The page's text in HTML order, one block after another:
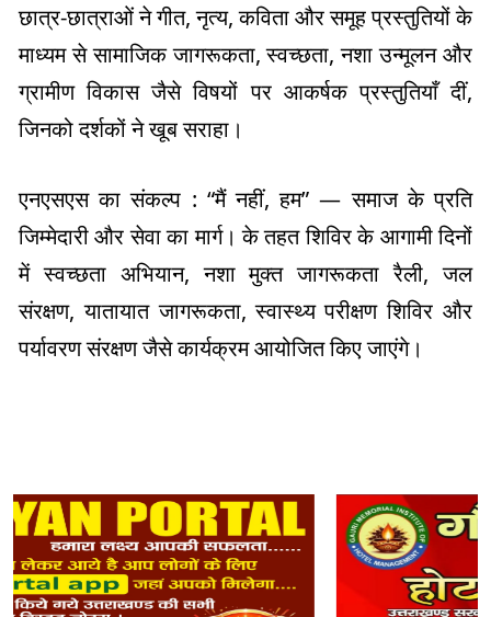
छात्र-छात्राओं ने गीत, नृत्य, कविता और समूह प्रस्तुतियों के
माध्यम से सामाजिक जागरूकता, स्वच्छता, नशा उन्मूलन और
ग्रामीण विकास जैसे विषयों पर आकर्षक प्रस्तुतियाँ दीं,
जिनको दर्शकों ने खूब सराहा।
एनएसएस का संकल्प : “मैं नहीं, हम” — समाज के प्रति
जिम्मेदारी और सेवा का मार्ग। के तहत शिविर के आगामी दिनों
में स्वच्छता अभियान, नशा मुक्त जागरूकता रैली, जल
संरक्षण, यातायात जागरूकता, स्वास्थ्य परीक्षण शिविर और
पर्यावरण संरक्षण जैसे कार्यक्रम आयोजित किए जाएंगे।